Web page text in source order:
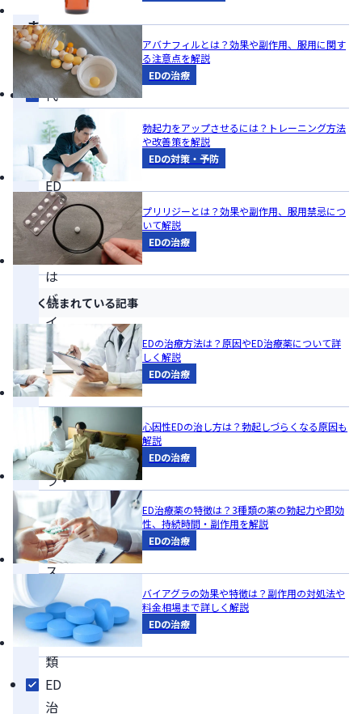
ま
と
め
代
表
的
な
ED
治
療
は
バ
イ
ア
グ
ラ・
レ
ビ
ト
ラ・
シ
ア
リ
ス
の
3
種
類
ED
治
アバナフィルとは？効果や副作用、服用に関す
る注意点を解説
EDの治療
勃起力をアップさせるには？トレーニング方法
や改善策を解説
EDの対策・予防
プリリジーとは？効果や副作用、服用禁忌につ
いて解説
EDの治療
よく読まれている記事
EDの治療方法は？原因やED治療薬について詳
しく解説
EDの治療
心因性EDの治し方は？勃起しづらくなる原因も
解説
EDの治療
ED治療薬の特徴は？3種類の薬の勃起力や即効
性、持続時間・副作用を解説
EDの治療
バイアグラの効果や特徴は？副作用の対処法や
料金相場まで詳しく解説
EDの治療